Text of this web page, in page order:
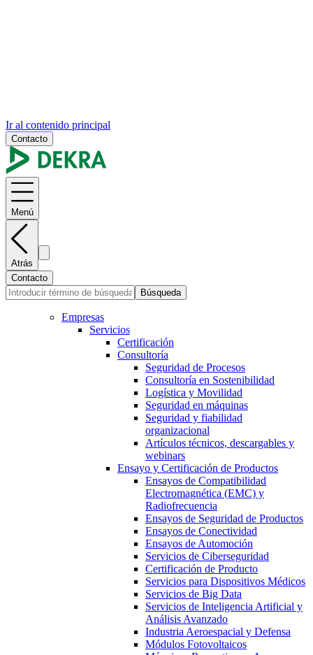
Ir al contenido principal
Contacto
Menú
Atrás
Contacto
Búsqueda
Empresas
Servicios
Certificación
Consultoría
Seguridad de Procesos
Consultoría en Sostenibilidad
Logística y Movilidad
Seguridad en máquinas
Seguridad y fiabilidad
organizacional
Artículos técnicos, descargables y
webinars
Ensayo y Certificación de Productos
Ensayos de Compatibilidad
Electromagnética (EMC) y
Radiofrecuencia
Ensayos de Seguridad de Productos
Ensayos de Conectividad
Ensayos de Automoción
Servicios de Ciberseguridad
Certificación de Producto
Servicios para Dispositivos Médicos
Servicios de Big Data
Servicios de Inteligencia Artificial y
Análisis Avanzado
Industria Aeroespacial y Defensa
Módulos Fotovoltaicos